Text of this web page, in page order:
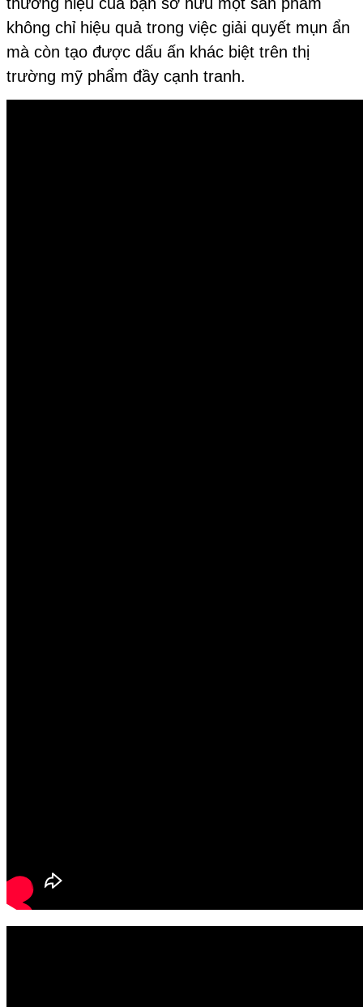
không chỉ hiệu quả trong việc giải quyết mụn ẩn
mà còn tạo được dấu ấn khác biệt trên thị
trường mỹ phẩm đầy cạnh tranh.